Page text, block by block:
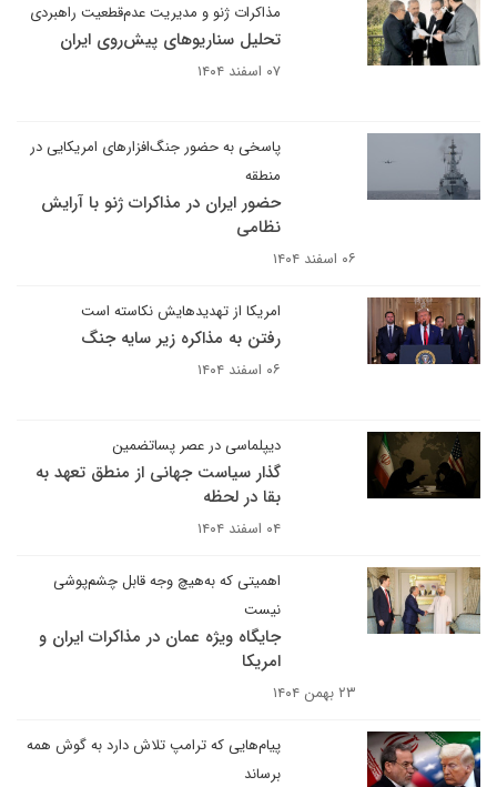
مذاکرات ژنو و مدیریت عدم‌قطعیت راهبردی
تحلیل سناریوهای پیش‌روی ایران
۰۷ اسفند ۱۴۰۴
پاسخی به حضور جنگ‌افزارهای امریکایی در
منطقه
حضور ایران در مذاکرات ژنو با آرایش
نظامی
۰۶ اسفند ۱۴۰۴
امریکا از تهدیدهایش نکاسته است
رفتن به مذاکره زیر سایه جنگ
۰۶ اسفند ۱۴۰۴
دیپلماسی در عصر پسا‏تضمین
گذار سیاست جهانی از منطق تعهد به
بقا در لحظه
۰۴ اسفند ۱۴۰۴
اهمیتی که به‌هیچ وجه قابل چشم‌پوشی
نیست
جایگاه ویژه عمان در مذاکرات ایران و
امریکا
۲۳ بهمن ۱۴۰۴
پیام‌هایی که ترامپ تلاش دارد به گوش همه
برساند